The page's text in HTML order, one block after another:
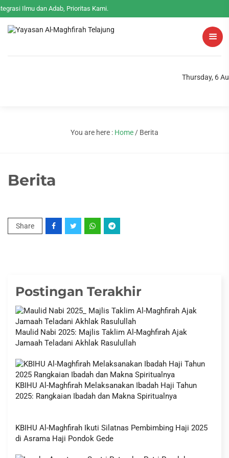
Ilmu dan Adab, Prioritas Kami.
Thursday, 6
You are here : Home / Berita
Berita
Share
Postingan Terakhir
Maulid Nabi 2025: Majlis Taklim Al-Maghfirah Ajak
Jamaah Teladani Akhlak Rasulullah
KBIHU Al-Maghfirah Melaksanakan Ibadah Haji Tahun
2025: Rangkaian Ibadah dan Makna Spiritualnya
KBIHU Al-Maghfirah Ikuti Silatnas Pembimbing Haji 2025
di Asrama Haji Pondok Gede